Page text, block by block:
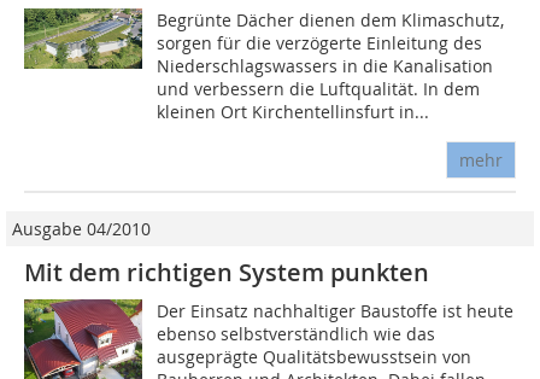
Begrünte Dächer dienen dem Klimaschutz,
sorgen für die verzögerte Einleitung des
Niederschlagswassers in die Kanalisation
und verbessern die Luftqualität. In dem
kleinen Ort Kirchentellinsfurt in...
mehr
Ausgabe 04/2010
Mit dem richtigen System punkten
Der Einsatz nachhaltiger Baustoffe ist heute
ebenso selbstverständlich wie das
ausgeprägte Qualitätsbewusstsein von